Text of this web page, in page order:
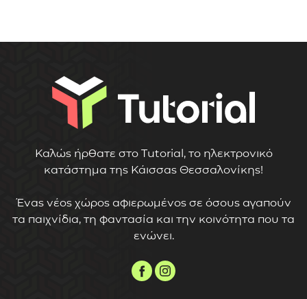
Καλώς ήρθατε στο Tutorial, το ηλεκτρονικό
κατάστημα της Κάισσας Θεσσαλονίκης!
Ένας νέος χώρος αφιερωμένος σε όσους αγαπούν
τα παιχνίδια, τη φαντασία και την κοινότητα που τα
ενώνει.